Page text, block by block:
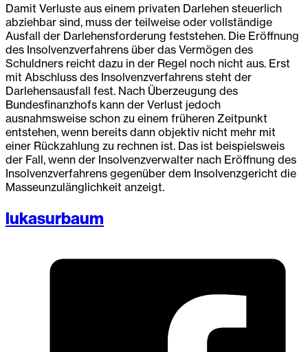
Damit Verluste aus einem privaten Darlehen steuerlich
abziehbar sind, muss der teilweise oder vollständige
Ausfall der Darlehensforderung feststehen. Die Eröffnung
des Insolvenzverfahrens über das Vermögen des
Schuldners reicht dazu in der Regel noch nicht aus. Erst
mit Abschluss des Insolvenzverfahrens steht der
Darlehensausfall fest. Nach Überzeugung des
Bundesfinanzhofs kann der Verlust jedoch
ausnahmsweise schon zu einem früheren Zeitpunkt
entstehen, wenn bereits dann objektiv nicht mehr mit
einer Rückzahlung zu rechnen ist. Das ist beispielsweis
der Fall, wenn der Insolvenzverwalter nach Eröffnung des
Insolvenzverfahrens gegenüber dem Insolvenzgericht die
Masseunzulänglichkeit anzeigt.
lukasurbaum